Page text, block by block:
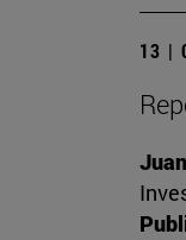
13 |